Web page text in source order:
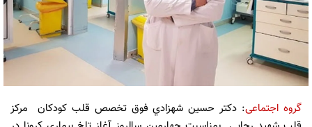
گروه اجتماعی: دكتر حسين شهزادي فوق تخصص قلب كودكان مركز